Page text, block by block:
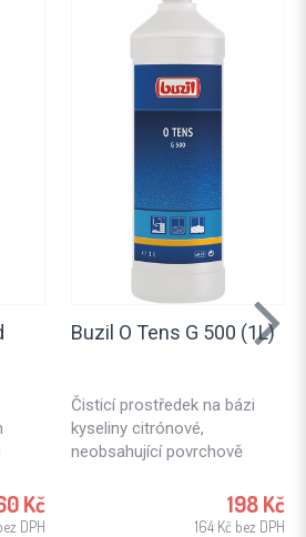
vKč
DPH
Buzil O Tens G 500 (1L)
Čisticí prostředek na bázi
kyseliny citrónové,
neobsahující povrchově
ošetřování textilních ploch
nebo čalouněného nábytku.
198 Kč
164 Kč bez DPH